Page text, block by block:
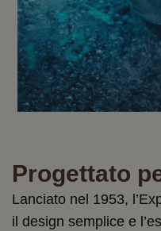
Progettato
Lanciato nel 1953,
il design semplice e